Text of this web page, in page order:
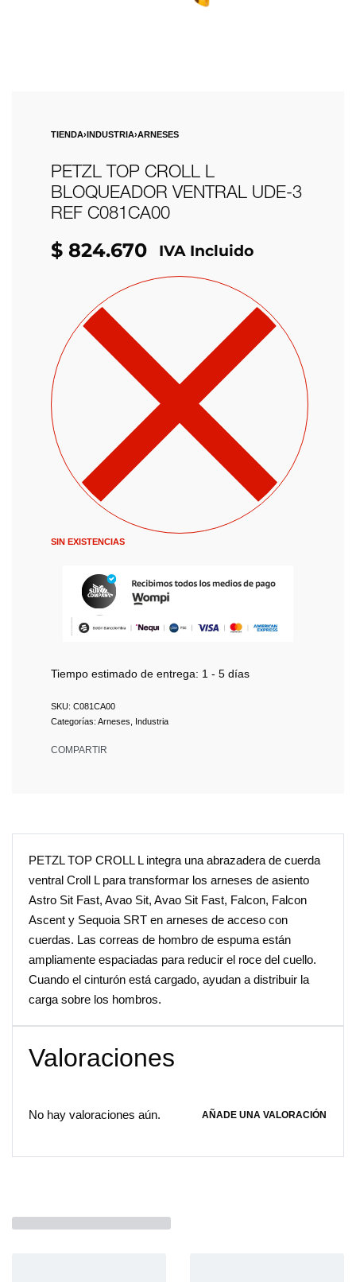
TIENDA›INDUSTRIA›ARNESES
PETZL TOP CROLL L
BLOQUEADOR VENTRAL UDE-3
REF C081CA00
$ 824.670 IVA Incluido
SIN EXISTENCIAS
Tiempo estimado de entrega: 1 - 5 días
C081CA00
Categorías: Arneses Industria
COMPARTIR
PETZL TOP CROLL L integra una abrazadera de cuerda
ventral Croll L para transformar los arneses de asiento
Astro Sit Fast, Avao Sit, Avao Sit Fast, Falcon, Falcon
Ascent y Sequoia SRT en arneses de acceso con
cuerdas. Las correas de hombro de espuma están
ampliamente espaciadas para reducir el roce del cuello.
Cuando el cinturón está cargado, ayudan a distribuir la
carga sobre los hombros.
Valoraciones
No hay valoraciones aún. AÑADE UNA VALORACIÓN